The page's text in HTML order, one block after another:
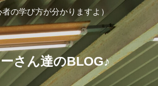
の学び方が分かりますよ）
さん達のBLOG♪